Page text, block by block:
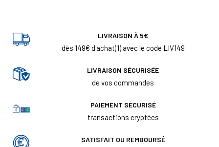
LIVRAISON À 5€
dès 149€ d'achat(1) avec le code LIV149
LIVRAISON SÉCURISÉE
de vos commandes
PAIEMENT SÉCURISÉ
transactions cryptées
SATISFAIT OU REMBOURSÉ